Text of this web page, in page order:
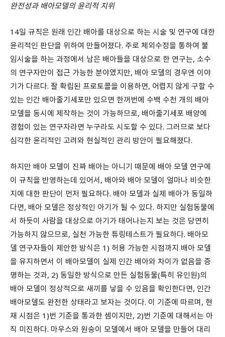
완전성과 배아모델의 윤리적 지위
14일 규칙은 원래 인간 배아를 대상으로 하는 시술 및 연구에 대한
윤리적인 판단을 위하여 만들어졌다. 주로 체외수정을 통하여 불
임시술을 하는 과정에서 남은 배아들을 대상으로 한 연구는, 소수
의 연구자만이 접근 가능한 분야였지만, 배아 모델의 경우엔 이야
기가 다르다. 잘 확립된 프로토콜을 이용하면, 어렵지 않게 구할 수
있는 인간 배아줄기세포만 있으면 한꺼번에 수백 수천 개의 배아
모델을 동시에 제작하는 것이 가능하므로, 배아줄기세포 배양에
경험이 있는 연구자라면 누구라도 시도할 수 있다. 그러므로 보다
심각한 윤리적인 고려와 현실적인 관리 방안이 필요해졌다.
하지만 배아 모델이 진짜 배아는 아니기 때문에 배아 모델 연구에
이 규칙을 반영하는데 있어서, 배아와 배아 모델이 얼마나 비슷한
지에 대한 판단이 먼저 필요하다. 배아 모델과 실제 배아가 동일하
다면, 배아 모델은 정상적인 아기가 될 수 있다. 하지만 실험동물에
서 하듯이 사람을 대상으로 아기가 태어나는지 보는 것은 당연히
가능하지 않으므로, 실천 가능한 튜링테스트가 필요하다. 배아모
델 연구자들이 제안한 방식은 1) 허용 가능한 시점까지 배아 모델
을 유지하면서 이 배아모델이 실제 인간 배아와 차이가 없음을 증
명하는 것과, 2) 동일한 방식으로 만든 실험동물(특히 유인원)의
배아 모델이 정상적으로 새끼를 낳을 수 있음을 확인한다면, 인간
배아모델도 완전한 상태라고 보자는 것이다. 이 기준에 따르며, 현
재 시점은 1)번 기준을 통과한 셈이지만, 2)번 기준에 대해서는 아
직 미진하다. 마우스와 원숭이 모델에서 배아 모델을 만들어 대리